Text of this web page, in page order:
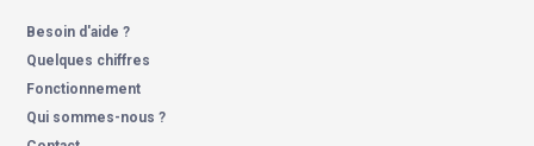
Besoin d'aide ?
Quelques chiffres
Fonctionnement
Qui sommes-nous ?